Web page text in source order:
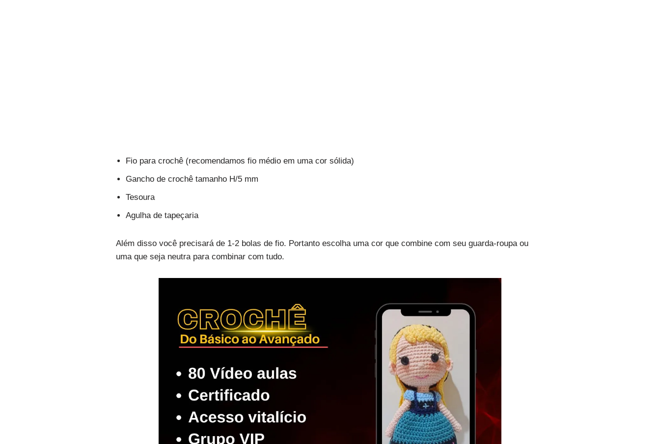
Fio para crochê (recomendamos fio médio em uma cor sólida)
Gancho de crochê tamanho H/5 mm
Tesoura
Agulha de tapeçaria
Além disso você precisará de 1-2 bolas de fio. Portanto escolha uma cor que combine com seu guarda-roupa ou
uma que seja neutra para combinar com tudo.